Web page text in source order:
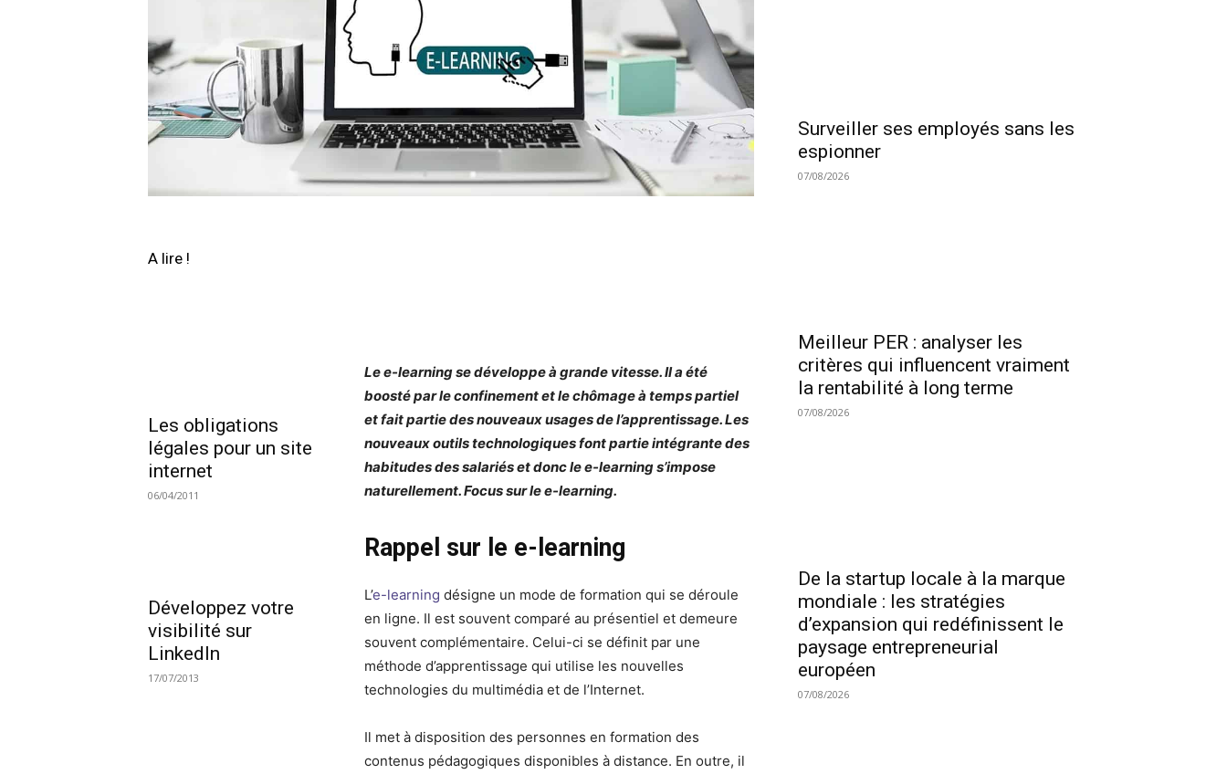
A lire !
Les obligations
légales pour un site
internet
06/04/2011
Développez votre
visibilité sur
LinkedIn
17/07/2013
Le e-learning se développe à grande vitesse. Il a été
boosté par le confinement et le chômage à temps partiel
et fait partie des nouveaux usages de l’apprentissage. Les
nouveaux outils technologiques font partie intégrante des
habitudes des salariés et donc le e-learning s’impose
naturellement. Focus sur le e-learning.
Rappel sur le e-learning
L’e-learning désigne un mode de formation qui se déroule
en ligne. Il est souvent comparé au présentiel et demeure
souvent complémentaire. Celui-ci se définit par une
méthode d’apprentissage qui utilise les nouvelles
technologies du multimédia et de l’Internet.
Il met à disposition des personnes en formation des
contenus pédagogiques disponibles à distance. En outre, il
Surveiller ses employés sans les
espionner
07/08/2026
Meilleur PER : analyser les
critères qui influencent vraiment
la rentabilité à long terme
07/08/2026
De la startup locale à la marque
mondiale : les stratégies
d’expansion qui redéfinissent le
paysage entrepreneurial
européen
07/08/2026